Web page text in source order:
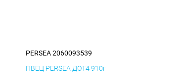
PERSEA 2060093539
ПВЕЦ PERSEA ДОТ4 910г